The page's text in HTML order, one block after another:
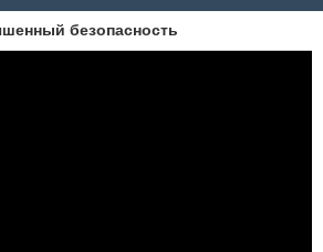
безопасность